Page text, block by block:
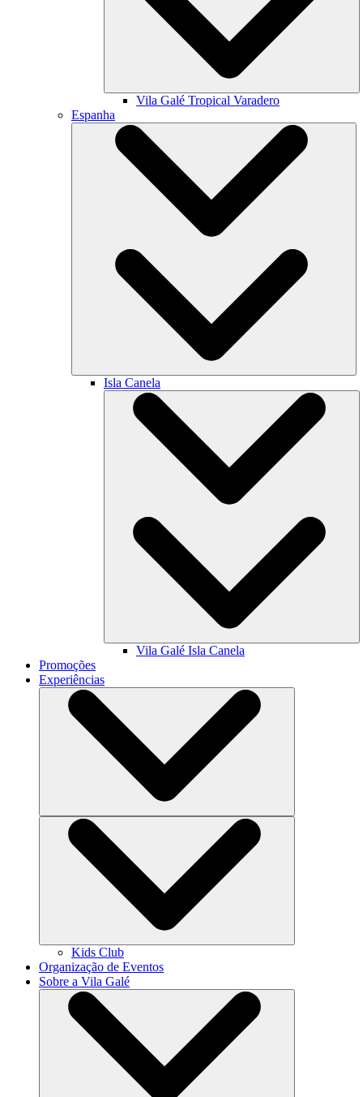
Vila Galé Tropical Varadero
Espanha
Isla Canela
Vila Galé Isla Canela
Promoções
Experiências
Kids Club
Organização de Eventos
Sobre a Vila Galé